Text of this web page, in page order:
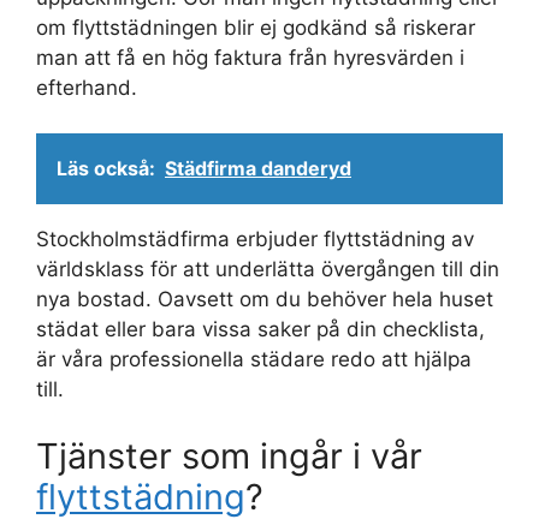
om flyttstädningen blir ej godkänd så riskerar
man att få en hög faktura från hyresvärden i
efterhand.
Läs också: Städfirma danderyd
Stockholmstädfirma erbjuder flyttstädning av
världsklass för att underlätta övergången till din
nya bostad. Oavsett om du behöver hela huset
städat eller bara vissa saker på din checklista,
är våra professionella städare redo att hjälpa
till.
Tjänster som ingår i vår
flyttstädning?